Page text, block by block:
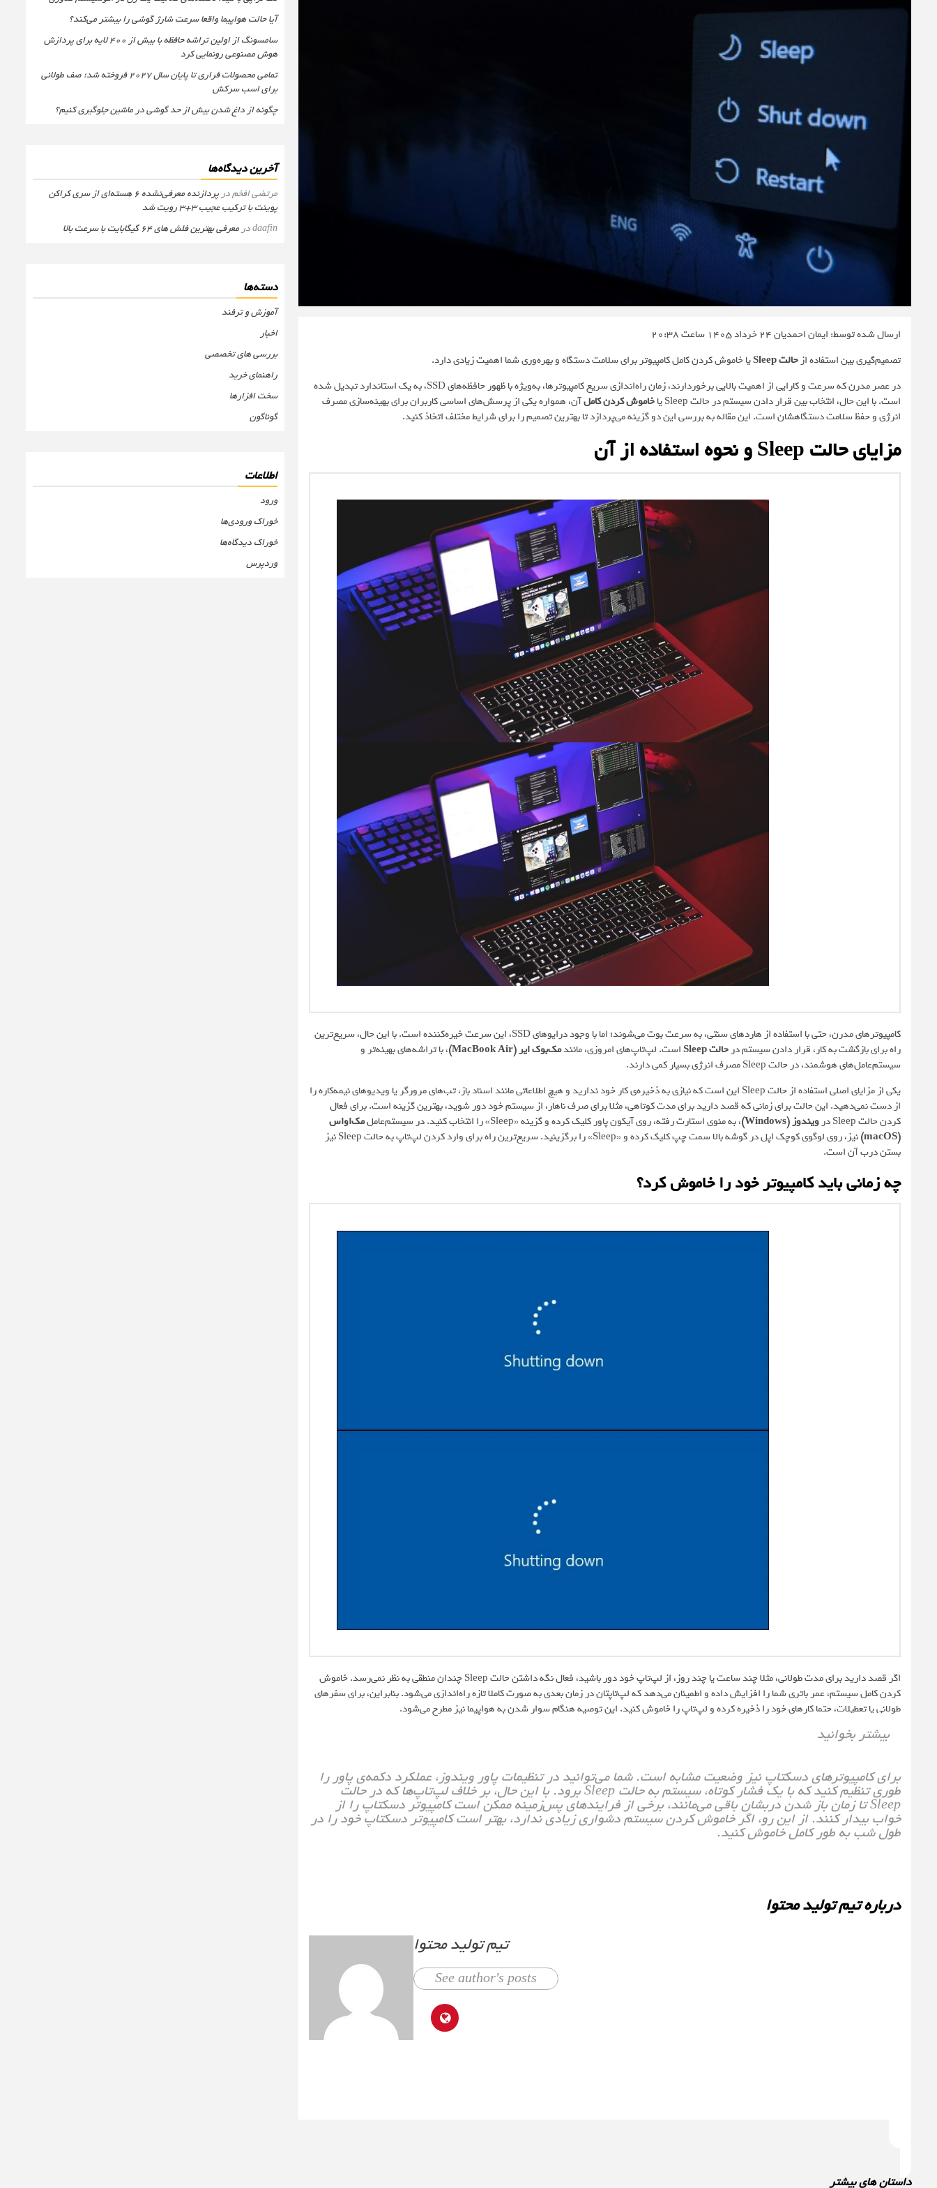
ارسال شده توسط: ایمان احمدیان24 خرداد 1405 ساعت 20:38
تصمیم‌گیری بین استفاده ازحالت Sleep
یا خاموش کردن کامل کامپیوتر برای سلامت دستگاه و بهره‌وری شما اهمیت زیادی دارد.
در عصر مدرن که سرعت و کارایی از اهمیت بالایی برخوردارند، زمان راه‌اندازی سریع کامپیوترها، به‌ویژه با ظهور حافظه‌های SSD، به یک استاندارد تبدیل شده
است. با این حال، انتخاب بین قرار دادن سیستم در حالت Sleep یا
خاموش کردن کاملآن، همواره یکی از پرسش‌های اساسی کاربران برای بهینه‌سازی مصرف
انرژی و حفظ سلامت دستگاهشان است. این مقاله به بررسی این دو گزینه می‌پردازد تا بهترین تصمیم را برای شرایط مختلف اتخاذ کنید.
مزایای حالت Sleep و نحوه استفاده از آن
کامپیوترهای مدرن، حتی با استفاده از هاردهای سنتی، به سرعت بوت می‌شوند؛ اما با وجود درایوهای SSD، این سرعت خیره‌کننده است. با این حال، سریع‌ترین
راه برای بازگشت به کار، قرار دادن سیستم درحالت Sleep است. لپ‌تاپ‌های امروزی، مانندمک‌بوک ایر (MacBook Air)
، با تراشه‌های بهینه‌تر و
سیستم‌عامل‌های هوشمند، در حالت Sleep مصرف انرژی بسیار کمی دارند.
یکی از مزایای اصلی استفاده از حالت Sleep این است که نیازی به ذخیره‌ی کار خود ندارید و هیچ اطلاعاتی مانند اسناد باز، تب‌های مرورگر یا ویدیوهای نیمه‌کاره را
از دست نمی‌دهید. این حالت برای زمانی که قصد دارید برای مدت کوتاهی، مثلا برای صرف ناهار، از سیستم خود دور شوید، بهترین گزینه است. برای فعال
کردن حالت Sleep در
ویندوز (Windows) ، به منوی استارت رفته، روی آیکون پاور کلیک کرده و گزینه «Sleep» را انتخاب کنید. در سیستم‌عامل
مک‌او‌اس
(macOS)
نیز، روی لوگوی کوچک اپل در گوشه بالا سمت چپ کلیک کرده و «Sleep» را برگزینید. سریع‌ترین راه برای وارد کردن لپ‌تاپ به حالت Sleep نیز
بستن درب آن است.
چه زمانی باید کامپیوتر خود را خاموش کرد؟
اگر قصد دارید برای مدت طولانی، مثلا چند ساعت یا چند روز، از لپ‌تاپ خود دور باشید، فعال نگه داشتن حالت Sleep چندان منطقی به نظر نمی‌رسد. خاموش
کردن کامل سیستم، عمر باتری شما را افزایش داده و اطمینان می‌دهد که لپ‌تاپتان در زمان بعدی به صورت کاملا تازه راه‌اندازی می‌شود. بنابراین، برای سفرهای
طولانی یا تعطیلات، حتما کارهای خود را ذخیره کرده و لپ‌تاپ را خاموش کنید. این توصیه هنگام سوار شدن به هواپیما نیز مطرح می‌شود.
بیشتر بخوانید
برای کامپیوترهای دسکتاپ نیز وضعیت مشابه است. شما می‌توانید در تنظیمات پاور ویندوز، عملکرد دکمه‌ی پاور را
طوری تنظیم کنید که با یک فشار کوتاه، سیستم به حالت Sleep برود. با این حال، بر خلاف لپ‌تاپ‌ها که در حالت
Sleep تا زمان باز شدن دربشان باقی می‌مانند، برخی از فرایندهای پس‌زمینه ممکن است کامپیوتر دسکتاپ را از
خواب بیدار کنند. از این رو، اگر خاموش کردن سیستم دشواری زیادی ندارد، بهتر است کامپیوتر دسکتاپ خود را در
طول شب به طور کامل خاموش کنید.
درباره تیم تولید محتوا
تیم تولید محتوا
See author's posts
داستان های بیشتر
آیا حالت هواپیما واقعا سرعت شارژ گوشی را بیشتر می‌کند؟
سامسونگ از اولین تراشه حافظه با بیش از ۴۰۰ لایه برای پردازش
هوش مصنوعی رونمایی کرد
تمامی محصولات فراری تا پایان سال ۲۰۲۷ فروخته شد؛ صف طولانی
برای اسب سرکش
چگونه از داغ شدن بیش از حد گوشی در ماشین جلوگیری کنیم؟
آخرین دیدگاه‌ها
مرتضی افخمدر
پردازنده معرفی‌نشده 6 هسته‌ای از سری کراکن
پوینت با ترکیب عجیب 3+3 رویت شد
daafinدر معرفی بهترین فلش های 64 گیگابایت با سرعت بالا
دسته‌ها
آموزش و ترفند
اخبار
بررسی های تخصصی
راهنمای خرید
سخت افزارها
گوناگون
اطلاعات
ورود
خوراک ورودی‌ها
خوراک دیدگاه‌ها
وردپرس